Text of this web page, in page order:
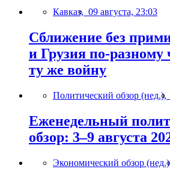
Кавказ, 09 августа, 23:03
Сближение без
и Грузия по-разному
ту же войну
Политический обзор (нед.),
Еженедельный
обзор: 3–9 августа
Экономический обзор